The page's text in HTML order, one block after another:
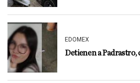
EDOMEX
Detienen a